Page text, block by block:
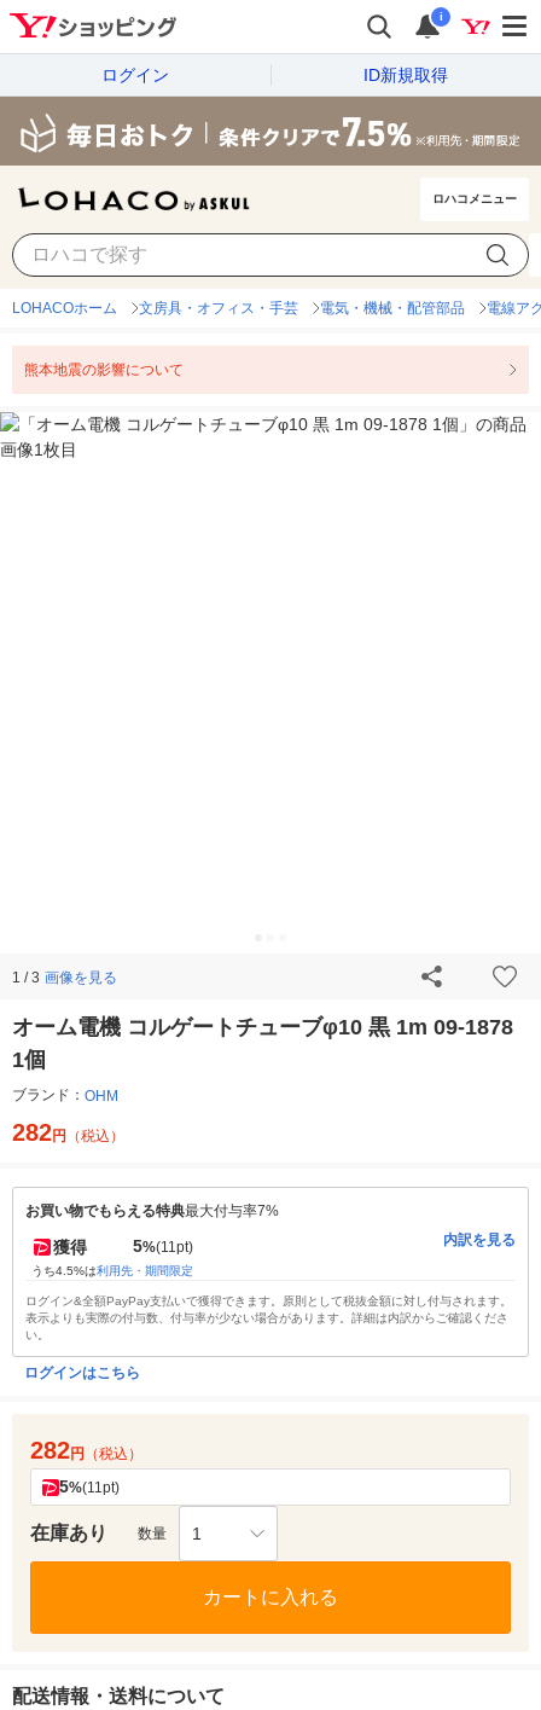
i
ログイン ID新規取得
ロハコメニュー
LOHACOホーム 文房具・オフィス・手芸 電気・機械・配管部品 電線ア
熊本地震の影響について
1 / 3 画像を見る
オーム電機 コルゲートチューブφ10 黒 1m 09-1878
1個
ブランド： OHM
282円 （税込）
お買い物でもらえる特典最大付与率7%
獲得 5%(11pt)
うち4.5%は利用先・期間限定
内訳を見る
ログイン&全額PayPay支払いで獲得できます。原則として税抜金額に対し付与されます。
表示よりも実際の付与数、付与率が少ない場合があります。詳細は内訳からご確認くださ
い。
ログインはこちら
282円 （税込）
5%(11pt)
在庫あり 数量 1
カートに入れる
配送情報・送料について